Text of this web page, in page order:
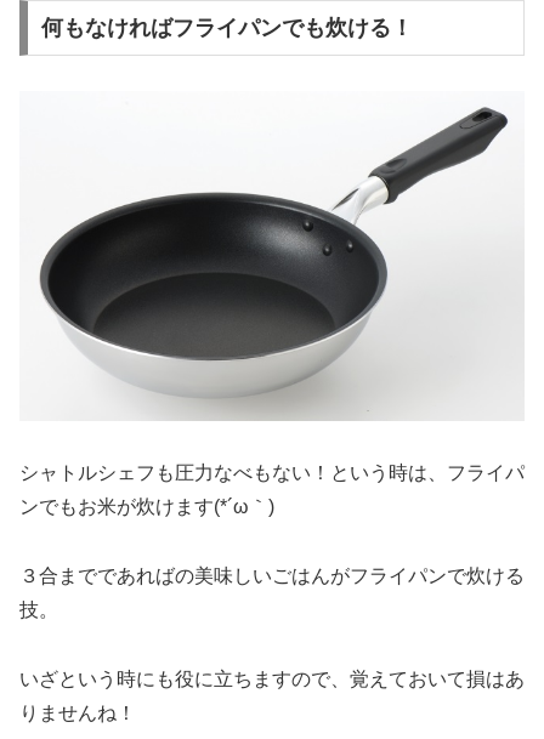
何もなければフライパンでも炊ける！
シャトルシェフも圧力なべもない！という時は、フライパ
ンでもお米が炊けます(*´ω｀)
３合までであればの美味しいごはんがフライパンで炊ける
技。
いざという時にも役に立ちますので、覚えておいて損はあ
りませんね！